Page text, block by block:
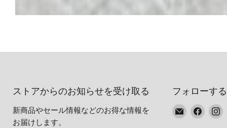
ストアからのお知らせを受け取る
新商品やセール情報などのお得な情報を
お届けします。
フォローする
E